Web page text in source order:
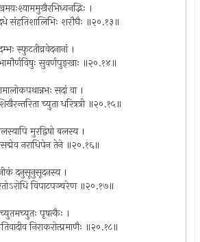
।
संहतिशालिभिः शरौघैः ॥२०.१३॥
स्फुटतीव्रवेदनानां ।
सुवर्णपुङ्खाः ॥२०.१४॥
सदां वा ।
च्युता धरित्रत्री ॥२०.१५॥
मुरद्विषो बलस्य ।
नराधिपेन तेने ॥२०.१६॥
दनुसूनुसूदनस्य ।
विपाटपञ्चरेण ॥२०.१७॥
पृषत्कैः ।
निराकरोत्प्रमाणैः ॥२०.१८॥